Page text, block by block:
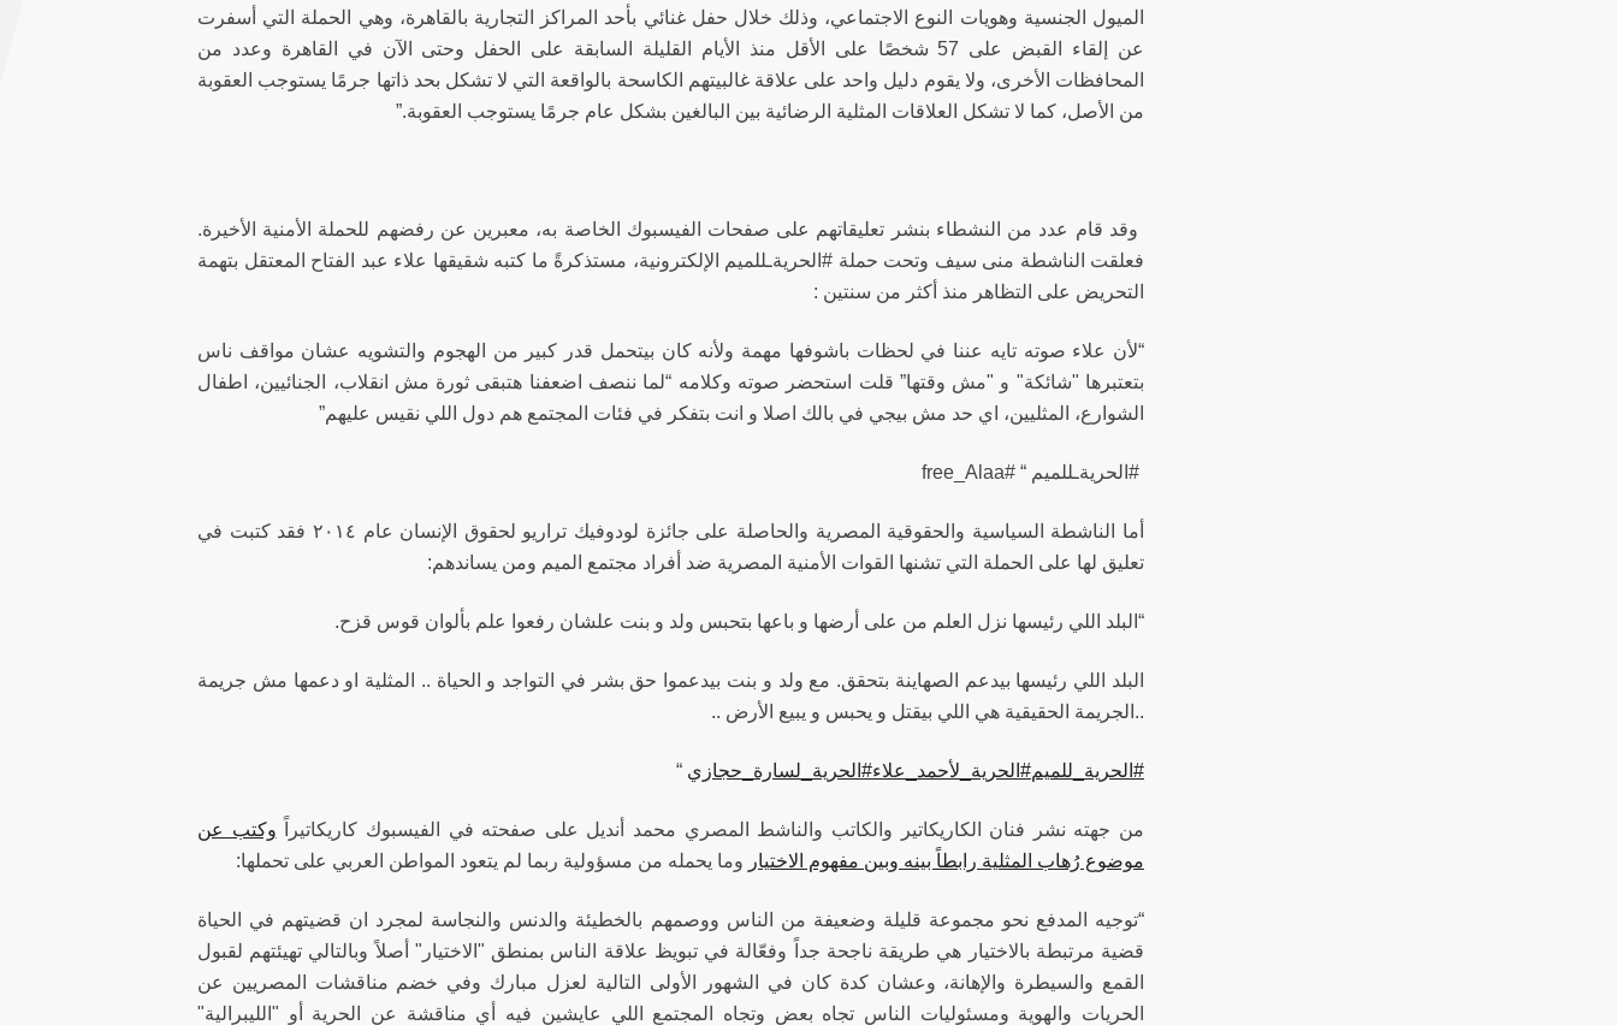
الميول الجنسية وهويات النوع الاجتماعي، وذلك خلال حفل غنائي بأحد المراكز التجارية بالقاهرة، وهي الحملة التي أسفرت
عن إلقاء القبض على 57 شخصًا على الأقل منذ الأيام القليلة السابقة على الحفل وحتى الآن في القاهرة وعدد من
المحافظات الأخرى، ولا يقوم دليل واحد على علاقة غالبيتهم الكاسحة بالواقعة التي لا تشكل بحد ذاتها جرمًا يستوجب العقوبة
من الأصل، كما لا تشكل العلاقات المثلية الرضائية بين البالغين بشكل عام جرمًا يستوجب العقوبة.”
وقد قام عدد من النشطاء بنشر تعليقاتهم على صفحات الفيسبوك الخاصة به، معبرين عن رفضهم للحملة الأمنية الأخيرة.
فعلقت الناشطة منى سيف وتحت حملة #الحريةـللميم الإلكترونية، مستذكرةً ما كتبه شقيقها علاء عبد الفتاح المعتقل بتهمة
التحريض على التظاهر منذ أكثر من سنتين :
“لأن علاء صوته تايه عننا في لحظات باشوفها مهمة ولأنه كان بيتحمل قدر كبير من الهجوم والتشويه عشان مواقف ناس
بتعتبرها "شائكة" و "مش وقتها” قلت استحضر صوته وكلامه “لما ننصف اضعفنا هتبقى ثورة مش انقلاب، الجنائيين، اطفال
الشوارع، المثليين، اي حد مش بيجي في بالك اصلا و انت بتفكر في فئات المجتمع هم دول اللي نقيس عليهم”
#الحريةـللميم “ #free_Alaa
أما الناشطة السياسية والحقوقية المصرية والحاصلة على جائزة لودوفيك تراريو لحقوق الإنسان عام ٢٠١٤ فقد كتبت في
تعليق لها على الحملة التي تشنها القوات الأمنية المصرية ضد أفراد مجتمع الميم ومن يساندهم:
“البلد اللي رئيسها نزل العلم من على أرضها و باعها بتحبس ولد و بنت علشان رفعوا علم بألوان قوس قزح.
البلد اللي رئيسها بيدعم الصهاينة بتحقق. مع ولد و بنت بيدعموا حق بشر في التواجد و الحياة .. المثلية او دعمها مش جريمة
..الجريمة الحقيقية هي اللي بيقتل و يحبس و يبيع الأرض ..
#الحرية_للميم#الحرية_لأحمد_علاء#الحرية_لسارة_حجازي “
من جهته نشر فنان الكاريكاتير والكاتب والناشط المصري محمد أنديل على صفحته في الفيسبوك كاريكاتيراً وكتب عن
موضوع رُهاب المثلية رابطاً بينه وبين مفهوم الاختيار وما يحمله من مسؤولية ربما لم يتعود المواطن العربي على تحملها:
“توجيه المدفع نحو مجموعة قليلة وضعيفة من الناس ووصمهم بالخطيئة والدنس والنجاسة لمجرد ان قضيتهم في الحياة
قضية مرتبطة بالاختيار هي طريقة ناجحة جداً وفعّالة في تبويظ علاقة الناس بمنطق "الاختيار" أصلاً وبالتالي تهيئتهم لقبول
القمع والسيطرة والإهانة، وعشان كدة كان في الشهور الأولى التالية لعزل مبارك وفي خضم مناقشات المصريين عن
الحريات والهوية ومسئوليات الناس تجاه بعض وتجاه المجتمع اللي عايشين فيه أي مناقشة عن الحرية أو "الليبرالية"